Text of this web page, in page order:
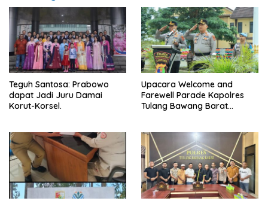
Teguh Santosa: Prabowo
dapat Jadi Juru Damai
Korut-Korsel.
Upacara Welcome and
Farewell Parade Kapolres
Tulang Bawang Barat